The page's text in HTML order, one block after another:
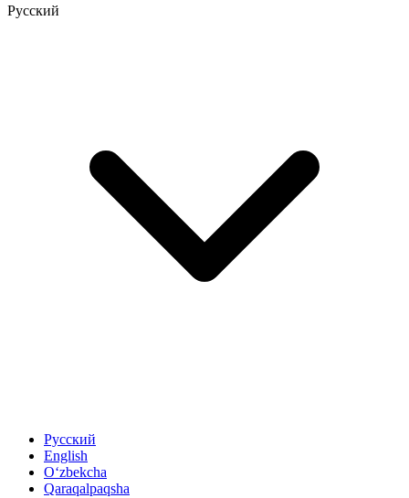
Русский
Русский
English
Oʻzbekcha
Qaraqalpaqsha